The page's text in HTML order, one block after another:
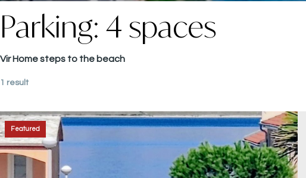
Parking: 4 spaces
Vir Home steps to the beach
1 result
Featured